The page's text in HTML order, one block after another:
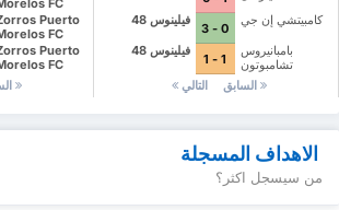
Puerto
FC
Puerto
FC
فيلينوس 48
0 - 3
كامبيتشي إن جي
فيلينوس 48
1 - 1
بامبانيروس
تشامبوتون
السابق
التالي
الاهداف المسجلة
من سيسجل اكثر؟